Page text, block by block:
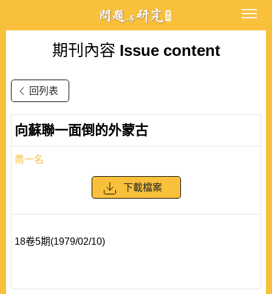
期刊內容 Issue content
回列表
向蘇聯一面倒的外蒙古
喬一名
下載檔案
18卷5期(1979/02/10)